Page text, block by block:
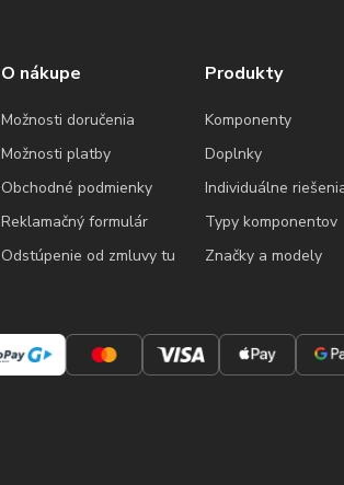
O nákupe
Možnosti doručenia
Možnosti platby
Obchodné podmienky
Reklamačný formulár
Odstúpenie od zmluvy tu
Produkty
Komponenty
Doplnky
Individuálne
Typy komponentov
Značky a modely